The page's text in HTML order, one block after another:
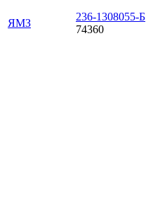
ЯМЗ
236-1308055-Б
74360